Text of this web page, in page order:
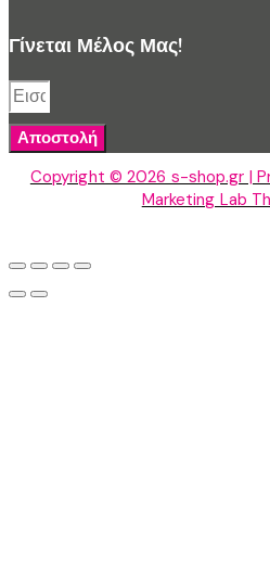
Γίνεται Μέλος Μας!
Αποστολή
Copyright © 2026 s-shop.gr |
Marketing Lab